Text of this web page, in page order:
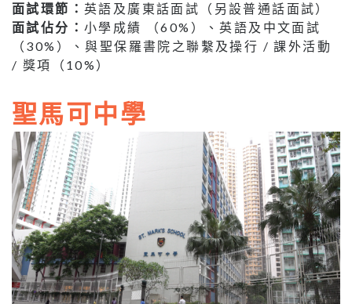
面試環節： 英語及廣東話面試（另設普通話面試）
面試佔分： 小學成績 （60%）、英語及中文面試
（30%）、與聖保羅書院之聯繫及操行 / 課外活動
/ 獎項（10%）
聖馬可中學